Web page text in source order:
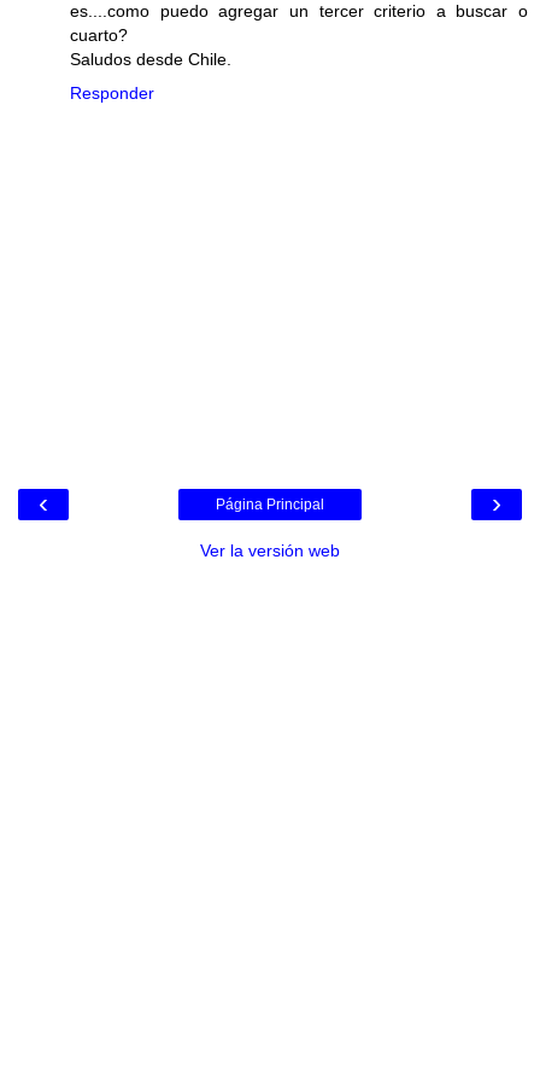
es....como puedo agregar un tercer criterio a buscar o
cuarto?
Saludos desde Chile.
Responder
‹ ›
Página Principal
Ver la versión web